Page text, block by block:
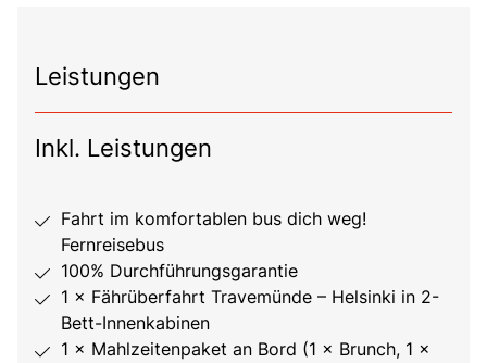
Leistungen
Inkl. Leistungen
Fahrt im komfortablen bus dich weg!
Fernreisebus
100% Durchführungsgarantie
1 × Fährüberfahrt Travemünde – Helsinki in 2-
Bett-Innenkabinen
1 × Mahlzeitenpaket an Bord (1 × Brunch, 1 ×